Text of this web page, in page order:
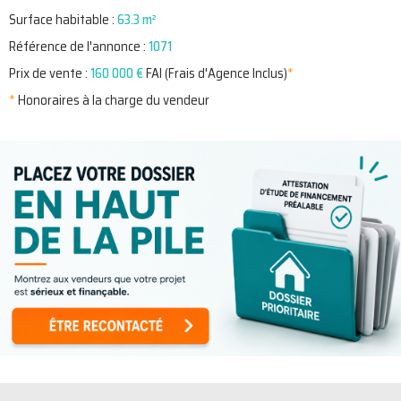
Surface habitable :63.3 m²
Référence de l'annonce :1071
Prix de vente :160 000 €FAI (Frais d'Agence Inclus)*
*Honoraires à la charge du vendeur